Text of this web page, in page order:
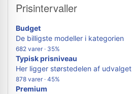
Prisintervaller
Budget
De billigste modeller i kategorien
682 varer · 35%
Typisk prisniveau
Her ligger størstedelen af udvalget
878 varer · 45%
Premium